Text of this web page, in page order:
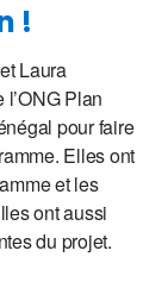
!
Laura
Plan
pour faire
Elles ont
et les
ont aussi
du projet.